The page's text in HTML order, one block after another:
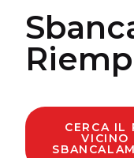
CERCA IL
VICINO